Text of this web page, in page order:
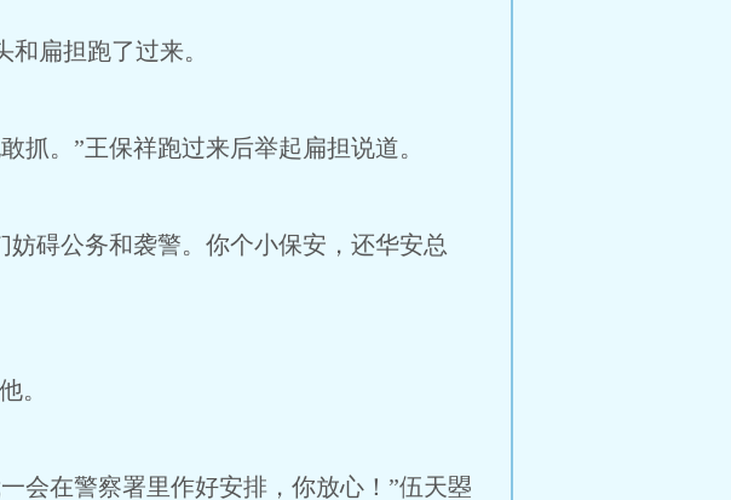
扁担跑了过来。
。”王保祥跑过来后举起扁担说道。
碍公务和袭警。你个小保安，还华安总
。
在警察署里作好安排，你放心！”伍天曌